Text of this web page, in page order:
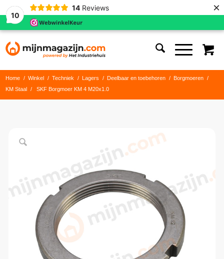
10
14 Reviews ×
Home / Winkel / Techniek / Lagers / Deelbaar en toebehoren / Borgmoeren
/
KM Staal
/ SKF Borgmoer KM 4 M20x1.0